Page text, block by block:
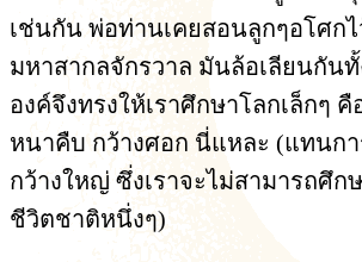
เช่นกัน พ่อท่านเคยสอนลูกๆอโศก
มหาสากลจักรวาล มันล้อเลียนกัน
องค์จึงทรงให้เราศึกษาโลกเล็กๆ คื
หนาคืบ กว้างศอก นี่แหละ (แทนก
กว้างใหญ่ ซึ่งเราจะไม่สามารถศึก
ชีวิตชาติหนึ่งๆ)